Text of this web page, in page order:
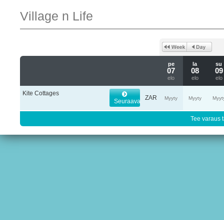
Village n Life
pe
07
elo
la
08
elo
su
09
elo
Kite Cottages
Seuraava
ZAR Myyty Myyty
Tee varaus